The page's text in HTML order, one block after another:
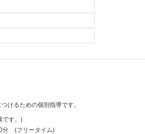
けるための個別指導です。
です。)
分 (フリータイム)